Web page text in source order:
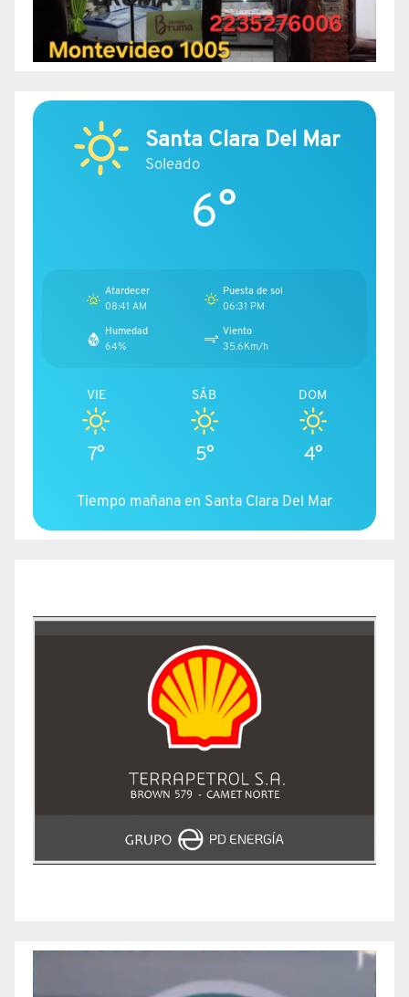
Santa Clara Del Mar
Soleado
6°
Atardecer
08:41 AM
Puesta de sol
06:31 PM
Humedad
64%
Viento
35.6Km/h
VIE
7°
SÁB
5°
DOM
4°
Tiempo mañana en Santa Clara Del Mar